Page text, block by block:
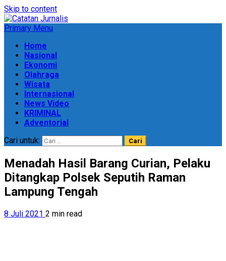
Skip to content
Primary Menu
Home
Nasional
Ekonomi
Olahraga
Wisata
Internasional
News Video
KRIMINAL
Adventorial
Cari untuk:
Menadah Hasil Barang Curian, Pelaku
Ditangkap Polsek Seputih Raman
Lampung Tengah
8 Juli 2021 2 min read